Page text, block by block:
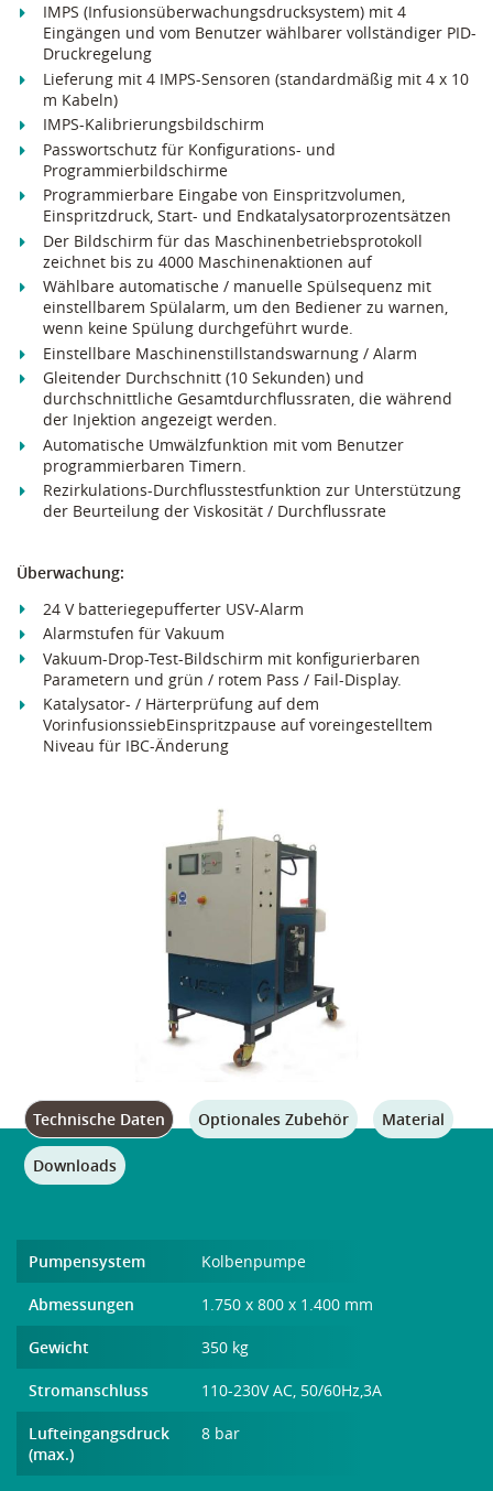
IMPS (Infusionsüberwachungsdrucksystem) mit 4
Eingängen und vom Benutzer wählbarer vollständiger PID-
Druckregelung
Lieferung mit 4 IMPS-Sensoren (standardmäßig mit 4 x 10
m Kabeln)
IMPS-Kalibrierungsbildschirm
Passwortschutz für Konfigurations- und
Programmierbildschirme
Programmierbare Eingabe von Einspritzvolumen,
Einspritzdruck, Start- und Endkatalysatorprozentsätzen
Der Bildschirm für das Maschinenbetriebsprotokoll
zeichnet bis zu 4000 Maschinenaktionen auf
Wählbare automatische / manuelle Spülsequenz mit
einstellbarem Spülalarm, um den Bediener zu warnen,
wenn keine Spülung durchgeführt wurde.
Einstellbare Maschinenstillstandswarnung / Alarm
Gleitender Durchschnitt (10 Sekunden) und
durchschnittliche Gesamtdurchflussraten, die während
der Injektion angezeigt werden.
Automatische Umwälzfunktion mit vom Benutzer
programmierbaren Timern.
Rezirkulations-Durchflusstestfunktion zur Unterstützung
der Beurteilung der Viskosität / Durchflussrate
Überwachung:
24 V batteriegepufferter USV-Alarm
Alarmstufen für Vakuum
Vakuum-Drop-Test-Bildschirm mit konfigurierbaren
Parametern und grün / rotem Pass / Fail-Display.
Katalysator- / Härterprüfung auf dem
VorinfusionssiebEinspritzpause auf voreingestelltem
Niveau für IBC-Änderung
Technische Daten Optionales Zubehör Material
Downloads
Pumpensystem Kolbenpumpe
Abmessungen 1.750 x 800 x 1.400 mm
Gewicht 350 kg
Stromanschluss 110-230V AC, 50/60Hz,3A
Lufteingangsdruck
(max.)
8 bar